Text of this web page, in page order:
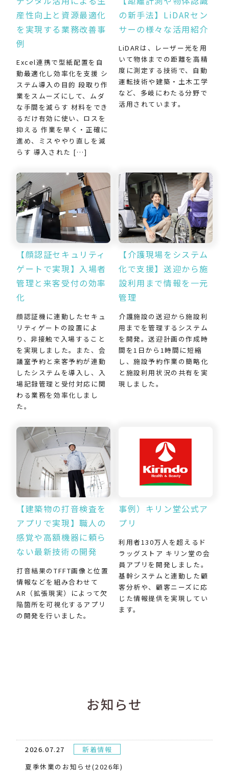
産性向上と資源最適化
を実現する業務改善事
例
Excel連携で型紙配置を自
動最適化し効率化を支援 シ
ステム導入の目的 段取り作
業をスムーズにして、ムダ
な手間を減らす 材料をでき
るだけ有効に使い、ロスを
抑える 作業を早く・正確に
進め、ミスややり直しを減
らす 導入された […]
の新手法】LiDARセン
サーの様々な活用紹介
LiDARは、レーザー光を用
いて物体までの距離を高精
度に測定する技術で、自動
運転技術や建築・土木工学
など、多岐にわたる分野で
活用されています。
【顔認証セキュリティ
ゲートで実現】入場者
管理と来客受付の効率
化
顔認証機に連動したセキュ
リティゲートの設置によ
り、非接触で入場すること
を実現しました。また、会
議室予約と来客予約が連動
したシステムを導入し、入
場記録管理と受付対応に関
わる業務を効率化しまし
た。
【介護現場をシステム
化で支援】送迎から施
設利用まで情報を一元
管理
介護施設の送迎から施設利
用までを管理するシステム
を開発。送迎計画の作成時
間を1日から1時間に短縮
し、施設予約作業の簡略化
と施設利用状況の共有を実
現しました。
【建築物の打音検査を
アプリで実現】職人の
感覚や高額機器に頼ら
ない最新技術の開発
打音結果のTFFT画像と位置
情報などを組み合わせて
AR（拡張現実）によって欠
陥箇所を可視化するアプリ
の開発を行いました。
事例）キリン堂公式ア
プリ
利用者130万人を超えるド
ラッグストア キリン堂の会
員アプリを開発しました。
基幹システムと連動した顧
客分析や、顧客ニーズに応
じた情報提供を実現してい
ます。
お知らせ
2026.07.27
新着情報
夏季休業のお知らせ(2026年)